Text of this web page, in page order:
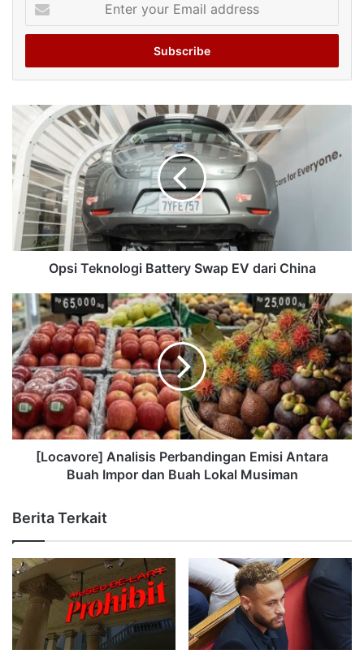
your
Email
Opsi Teknologi Battery Swap EV dari China
[Locavore] Analisis Perbandingan Emisi Antara
Buah Impor dan Buah Lokal Musiman
Berita Terkait